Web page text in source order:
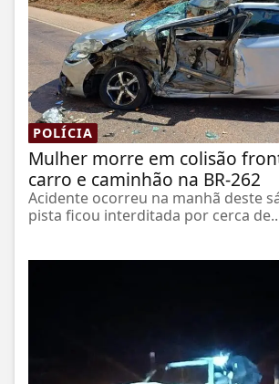
POLÍCIA
Mulher morre em colisão
carro e caminhão na BR-262
Acidente ocorreu na manhã deste
pista ficou interditada por cerca